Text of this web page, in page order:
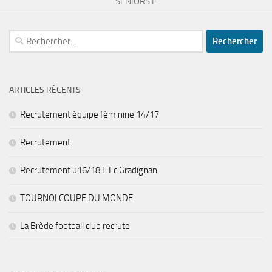
Rechercher :
ARTICLES RÉCENTS
Recrutement équipe féminine 14/17
Recrutement
Recrutement u16/18 F Fc Gradignan
TOURNOI COUPE DU MONDE
La Brède football club recrute